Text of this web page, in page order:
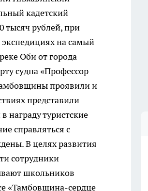
кадетский
тысяч рублей, при
экспедициях на самый
Оби от города
судна «Профессор
проявили и
представили
награду туристские
справляться с
В целях развития
сотрудники
школьников
«Тамбовщина-сердце